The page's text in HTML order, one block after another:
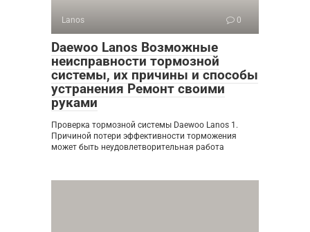
Lanos 0
Daewoo Lanos Возможные
неисправности тормозной
системы, их причины и способы
устранения Ремонт своими
руками
Проверка тормозной системы Daewoo Lanos 1.
Причиной потери эффективности торможения
может быть неудовлетворительная работа